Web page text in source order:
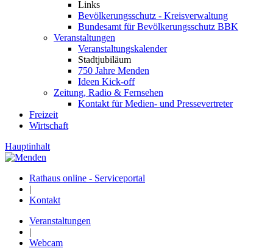
Links
Bevölkerungsschutz - Kreisverwaltung
Bundesamt für Bevölkerungsschutz BBK
Veranstaltungen
Veranstaltungskalender
Stadtjubiläum
750 Jahre Menden
Ideen Kick-off
Zeitung, Radio & Fernsehen
Kontakt für Medien- und Pressevertreter
Freizeit
Wirtschaft
Hauptinhalt
Rathaus online - Serviceportal
|
Kontakt
Veranstaltungen
|
Webcam